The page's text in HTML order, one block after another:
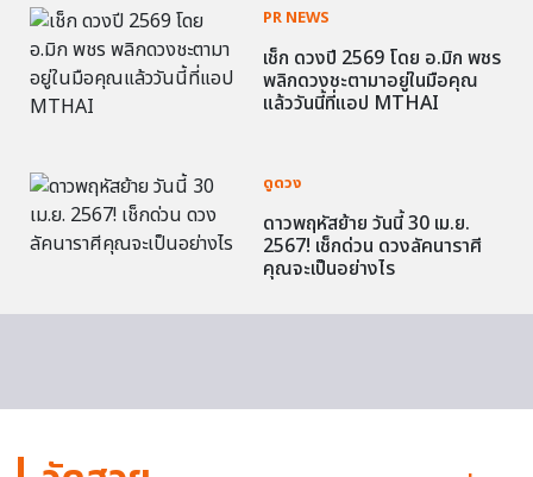
PR NEWS
เช็ก ดวงปี 2569 โดย อ.มิก พชร
พลิกดวงชะตามาอยู่ในมือคุณ
แล้ววันนี้ที่แอป MTHAI
ดูดวง
ดาวพฤหัสย้าย วันนี้ 30 เม.ย.
2567! เช็กด่วน ดวงลัคนาราศี
คุณจะเป็นอย่างไร